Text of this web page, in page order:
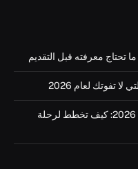
تفوتك لعام 2026
دليل السياحة في الهند للمسافرين العرب 2026: كيف تخطط لرحلة